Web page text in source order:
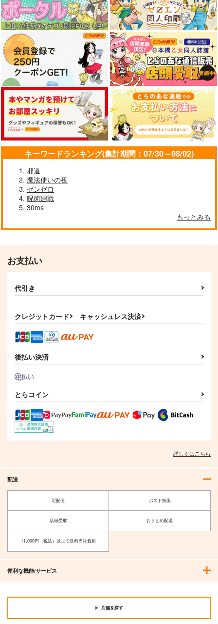
キーワードランキング(集計期間：07/30～08/02)
邪道
魔法使いの夜
ゼンゼロ
呪術廻戦
30ms
もっとみる
お支払い
代引き
クレジットカード キャッシュレス決済
後払い決済
とらコイン
詳しくはこちら
配送
宅配便 ポスト投函
店頭受取 おまとめ配送
11,000円（税込）以上で送料当社負担
便利な機能/サービス
店舗を探す